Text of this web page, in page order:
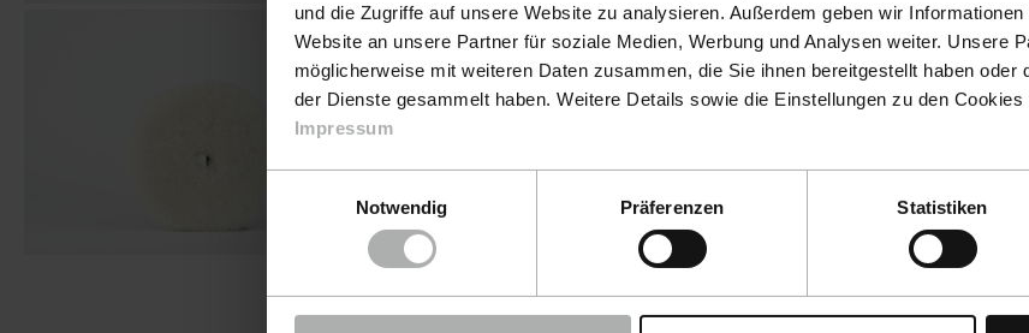
und die Zugriffe auf unsere Website zu analysieren. Außerdem geben wir
Website an unsere Partner für soziale Medien, Werbung und Analysen weiter. Unsere
möglicherweise mit weiteren Daten zusammen, die Sie ihnen bereitgestellt haben oder
der Dienste gesammelt haben. Weitere Details sowie die Einstellungen zu den Cookies
Impressum
Notwendig
Präferenzen Statistiken